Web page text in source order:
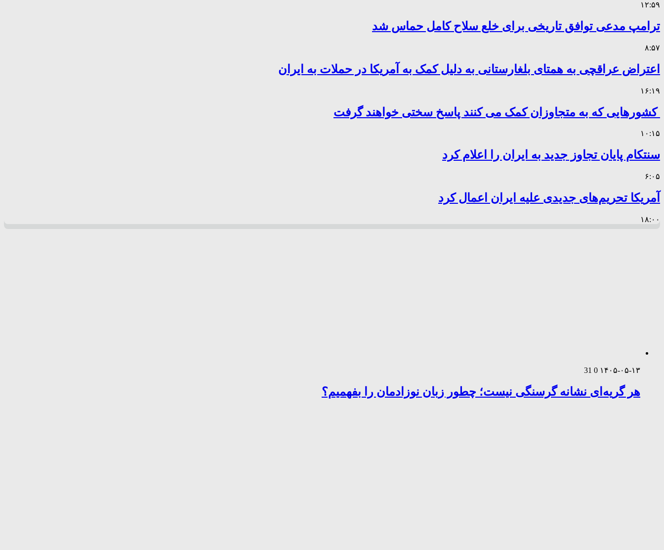
۱۲:۵۹
ترامپ مدعی توافق تاریخی برای خلع سلاح کامل حماس شد
۸:۵۷
اعتراض عراقچی به همتای بلغارستانی به دلیل کمک به آمریکا در حملات به ایران
۱۶:۱۹
کشورهایی که به متجاوزان کمک می کنند پاسخ سختی خواهند گرفت
۱۰:۱۵
سنتکام پایان تجاوز جدید به ایران را اعلام کرد
۶:۰۵
آمریکا تحریم‌های جدیدی علیه ایران اعمال کرد
۱۸:۰۰
۱۴۰۵-۰۵-۱۳ 0
31
هر گریه‌ای نشانه گرسنگی نیست؛ چطور زبان نوزادمان را بفهمیم؟